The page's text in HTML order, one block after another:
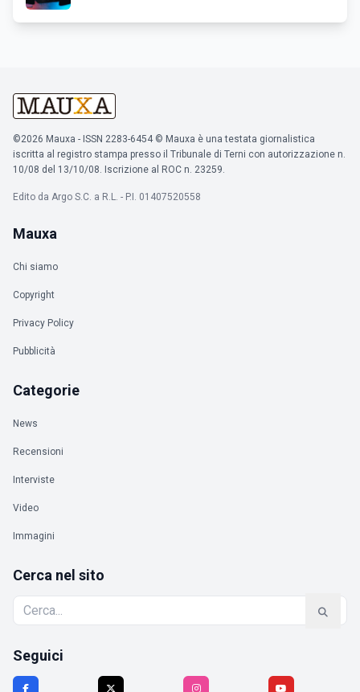
©2026 Mauxa - ISSN 2283-6454 © Mauxa è una testata giornalistica
iscritta al registro stampa presso il Tribunale di Terni con autorizzazione n.
10/08 del 13/10/08. Iscrizione al ROC n. 23259.
Edito da Argo S.C. a R.L. - P.I. 01407520558
Mauxa
Chi siamo
Copyright
Privacy Policy
Pubblicità
Categorie
News
Recensioni
Interviste
Video
Immagini
Cerca nel sito
Seguici